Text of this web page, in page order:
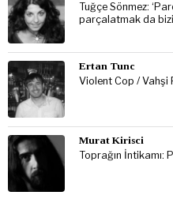
Tuğçe Sönmez:
parçalatmak da
Ertan Tunc
Violent Cop / Vahşi
Murat Kirisci
Toprağın İntikamı: